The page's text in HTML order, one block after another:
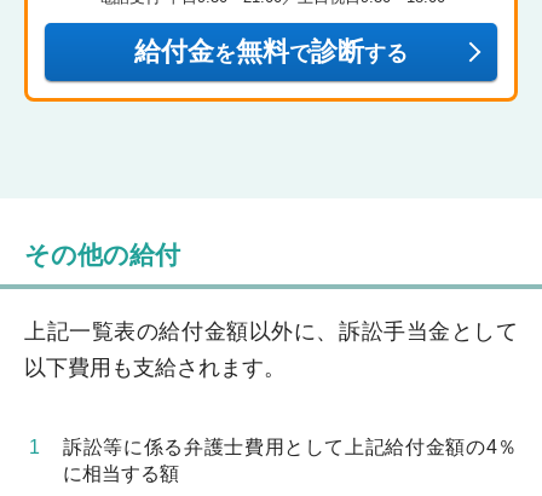
給付金を無料で診断する
その他の給付
上記一覧表の給付金額以外に、訴訟手当金として
以下費用も支給されます。
訴訟等に係る弁護士費用として上記給付金額の4％
に相当する額